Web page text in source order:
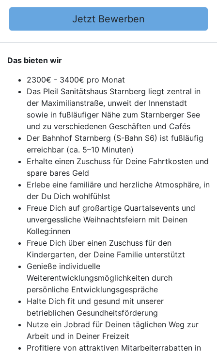
Jetzt Bewerben
Das bieten wir
2300€ - 3400€ pro Monat
Das Pleil Sanitätshaus Starnberg liegt zentral in
der Maximilianstraße, unweit der Innenstadt
sowie in fußläufiger Nähe zum Starnberger See
und zu verschiedenen Geschäften und Cafés
Der Bahnhof Starnberg (S-Bahn S6) ist fußläufig
erreichbar (ca. 5–10 Minuten)
Erhalte einen Zuschuss für Deine Fahrtkosten und
spare bares Geld
Erlebe eine familiäre und herzliche Atmosphäre, in
der Du Dich wohlfühlst
Freue Dich auf großartige Quartalsevents und
unvergessliche Weihnachtsfeiern mit Deinen
Kolleg:innen
Freue Dich über einen Zuschuss für den
Kindergarten, der Deine Familie unterstützt
Genieße individuelle
Weiterentwicklungsmöglichkeiten durch
persönliche Entwicklungsgespräche
Halte Dich fit und gesund mit unserer
betrieblichen Gesundheitsförderung
Nutze ein Jobrad für Deinen täglichen Weg zur
Arbeit und in Deiner Freizeit
Profitiere von attraktiven Mitarbeiterrabatten in